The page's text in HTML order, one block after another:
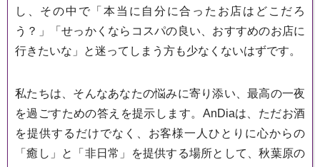
し、その中で「本当に自分に合ったお店はどこだろ
う？」「せっかくならコスパの良い、おすすめのお店に
行きたいな」と迷ってしまう方も少なくないはずです。
私たちは、そんなあなたの悩みに寄り添い、最高の一夜
を過ごすための答えを提示します。AnDiaは、ただお酒
を提供するだけでなく、お客様一人ひとりに心からの
「癒し」と「非日常」を提供する場所として、秋葉原の